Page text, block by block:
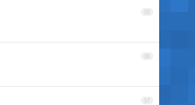
35
36
37